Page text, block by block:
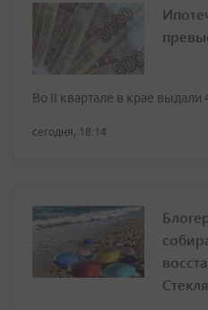
Во II квартале в крае выдали
сегодня, 18:14